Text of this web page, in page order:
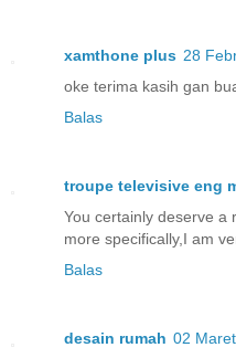
xamthone plus 28
oke terima kasih gan
Balas
troupe televisive eng
You certainly deserve a
more specifically,I am
Balas
desain rumah 02